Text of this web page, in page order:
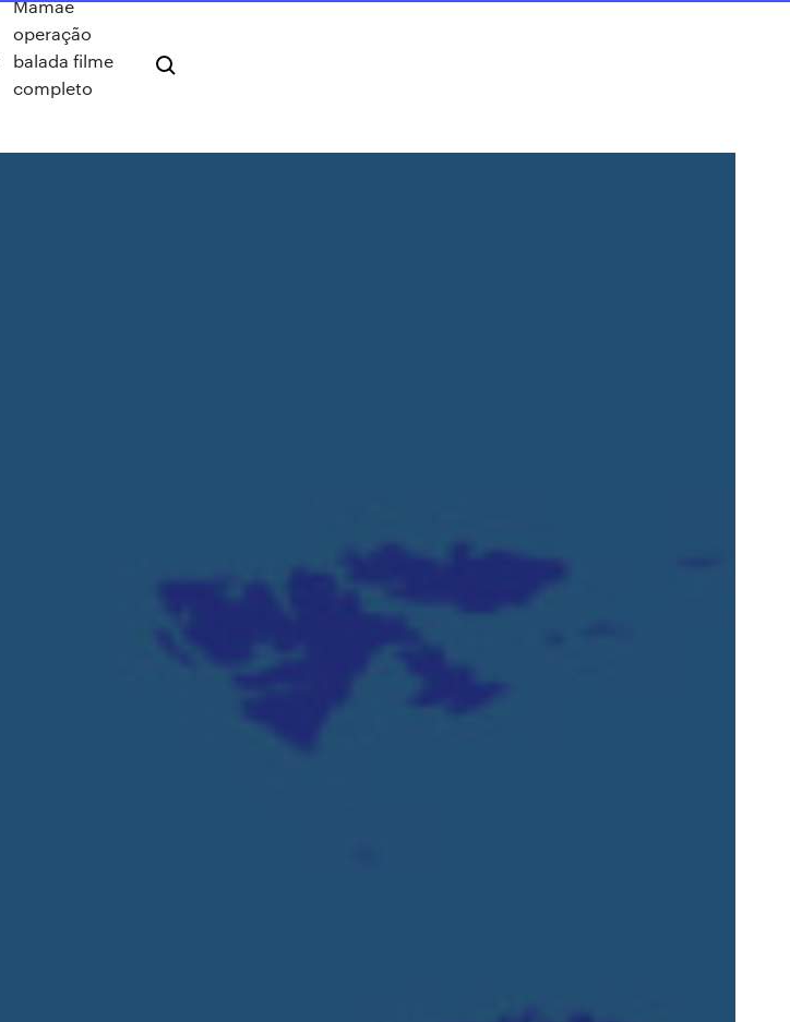
Mamãe
operação
balada filme
completo